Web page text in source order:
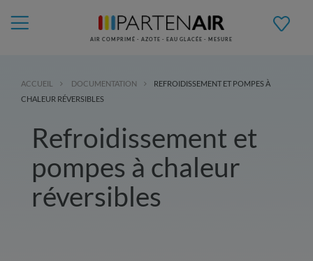
AIR COMPRIMÉ - AZOTE - EAU GLACÉE - MESURE
ACCUEIL DOCUMENTATION
REFROIDISSEMENT ET POMPES À
CHALEUR RÉVERSIBLES
Refroidissement et
pompes à chaleur
réversibles